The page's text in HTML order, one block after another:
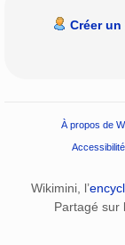
Créer
À propos de
Accessibilité
Wikimini, l’
Partagé sur